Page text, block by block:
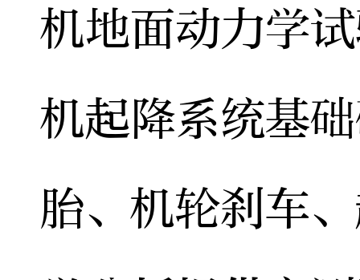
机地面动力学
机起降系统基
胎、机轮刹车